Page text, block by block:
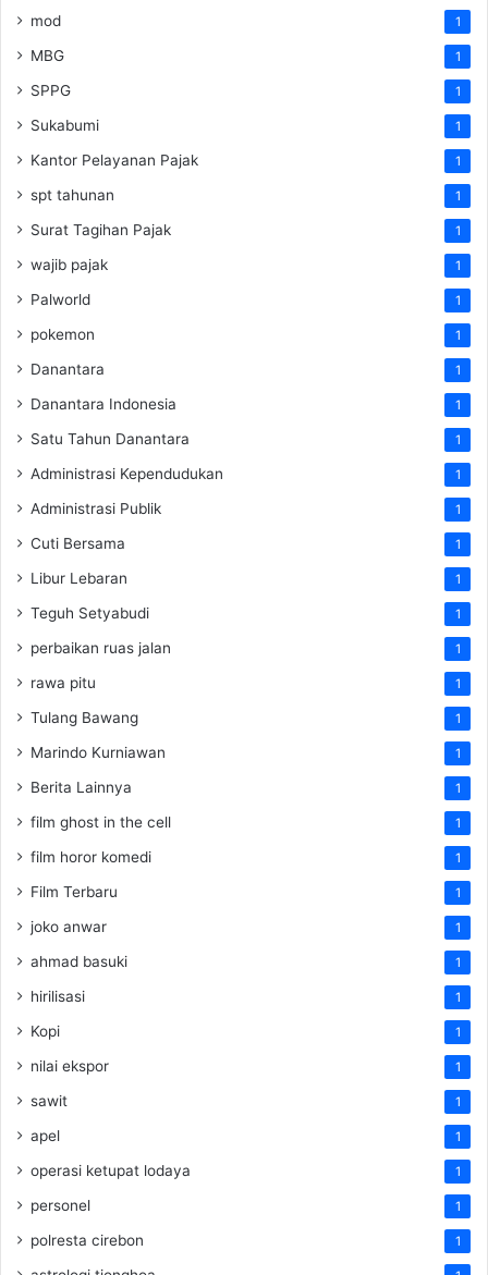
mod 1
MBG 1
SPPG 1
Sukabumi 1
Kantor Pelayanan Pajak 1
spt tahunan 1
Surat Tagihan Pajak 1
wajib pajak 1
Palworld 1
pokemon 1
Danantara 1
Danantara Indonesia 1
Satu Tahun Danantara 1
Administrasi Kependudukan 1
Administrasi Publik 1
Cuti Bersama 1
Libur Lebaran 1
Teguh Setyabudi 1
perbaikan ruas jalan 1
rawa pitu 1
Tulang Bawang 1
Marindo Kurniawan 1
Berita Lainnya 1
film ghost in the cell 1
film horor komedi 1
Film Terbaru 1
joko anwar 1
ahmad basuki 1
hirilisasi 1
Kopi 1
nilai ekspor 1
sawit 1
apel 1
operasi ketupat lodaya 1
personel 1
polresta cirebon 1